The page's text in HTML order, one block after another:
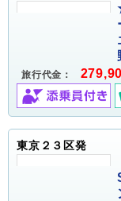
旅行代金：
東京２３区発